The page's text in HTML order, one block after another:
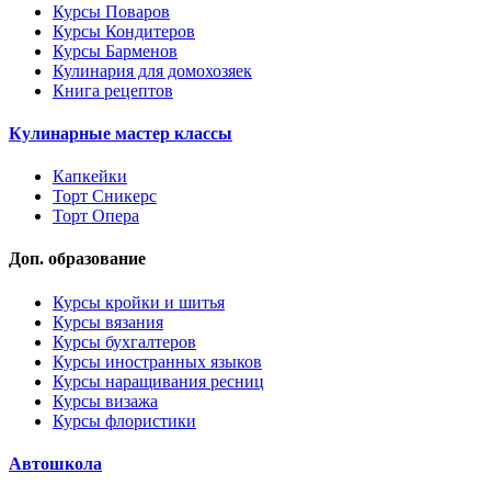
Курсы Поваров
Курсы Кондитеров
Курсы Барменов
Кулинария для домохозяек
Книга рецептов
Кулинарные мастер классы
Капкейки
Торт Сникерс
Торт Опера
Доп. образование
Курсы кройки и шитья
Курсы вязания
Курсы бухгалтеров
Курсы иностранных языков
Курсы наращивания ресниц
Курсы визажа
Курсы флористики
Автошкола